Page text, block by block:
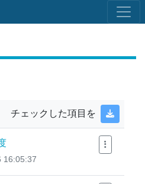
チェックした項目を
16:05:37